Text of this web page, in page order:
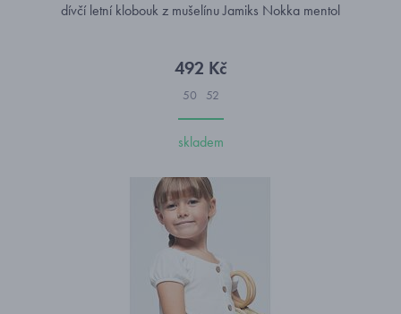
dívčí letní klobouk z mušelínu Jamiks Nokka mentol
492 Kč
50 52
skladem